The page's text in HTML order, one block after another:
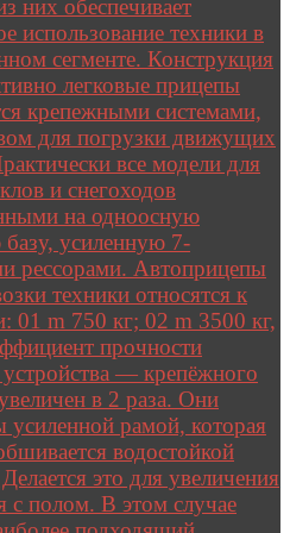
них обеспечивает
использование техники в
сегменте. Конструкция
легковые прицепы
крепежными системами,
для погрузки движущих
все модели для
и снегоходов
на одноосную
базу, усиленную 7-
рессорами. Автоприцепы
техники относятся к
01 m 750 кг; 02 m 3500 кг,
прочности
устройства — крепёжного
в 2 раза. Они
усиленной рамой, которая
водостойкой
это для увеличения
с полом. В этом случае